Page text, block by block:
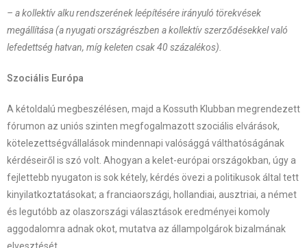
– a kollektív alku rendszerének leépítésére irányuló törekvések
megállítása (a nyugati országrészben a kollektív szerződésekkel való
lefedettség hatvan, míg keleten csak 40 százalékos).
Szociális Európa
A kétoldalú megbeszélésen, majd a Kossuth Klubban megrendezett
fórumon az uniós szinten megfogalmazott szociális elvárások,
kötelezettségvállalások mindennapi valósággá válthatóságának
kérdéseiről is szó volt. Ahogyan a kelet-európai országokban, úgy a
fejlettebb nyugaton is sok kétely, kérdés övezi a politikusok által tett
kinyilatkoztatásokat; a franciaországi, hollandiai, ausztriai, a német
és legutóbb az olaszországi választások eredményei komoly
aggodalomra adnak okot, mutatva az állampolgárok bizalmának